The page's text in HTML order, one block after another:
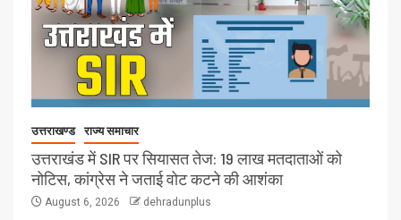
उत्तराखण्ड राज्य समाचार
उत्तराखंड में SIR पर सियासत तेज: 19 लाख मतदाताओं को
नोटिस, कांग्रेस ने जताई वोट कटने की आशंका
August 6, 2026 dehradunplus